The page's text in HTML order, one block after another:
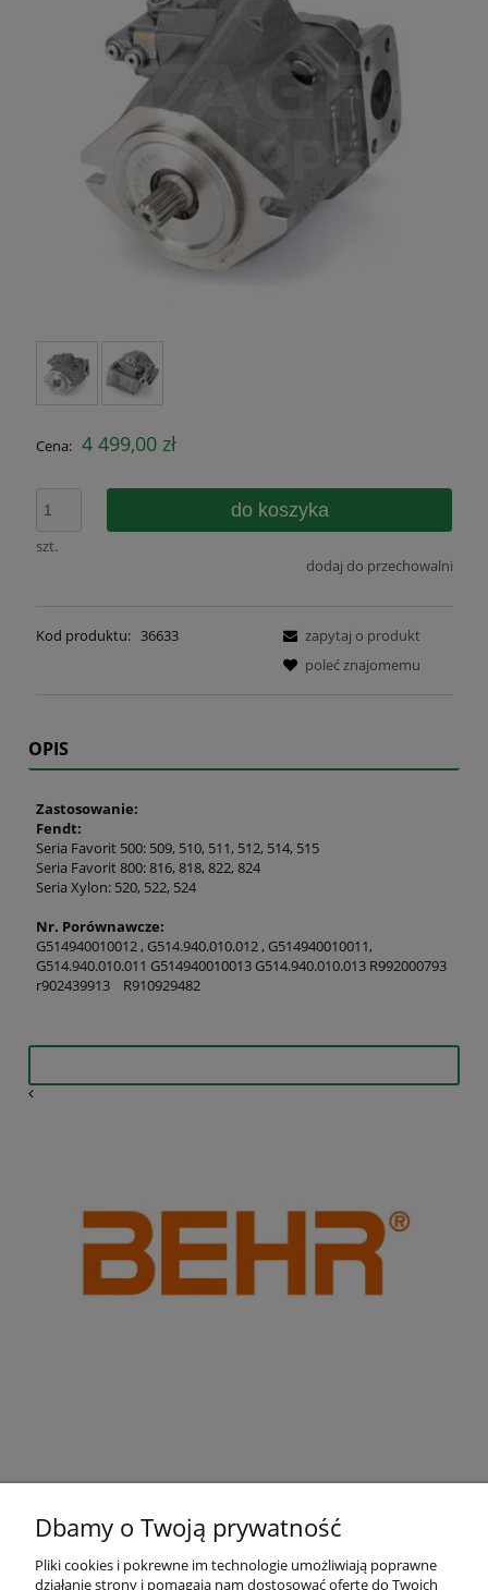
Cena: 4 499,00 zł
szt.
do koszyka
dodaj do przechowalni
Kod produktu: 36633
zapytaj o produkt
poleć znajomemu
OPIS
Zastosowanie:
Fendt:
Seria Favorit 500: 509, 510, 511, 512, 514, 515
Seria Favorit 800: 816, 818, 822, 824
Seria Xylon: 520, 522, 524
Nr. Porównawcze:
G514940010012 , G514.940.010.012 , G514940010011,
G514.940.010.011 G514940010013 G514.940.010.013 R992000793
r902439913 R910929482
Dbamy o Twoją prywatność
Pliki cookies i pokrewne im technologie umożliwiają poprawne
działanie strony i pomagają nam dostosować ofertę do Twoich